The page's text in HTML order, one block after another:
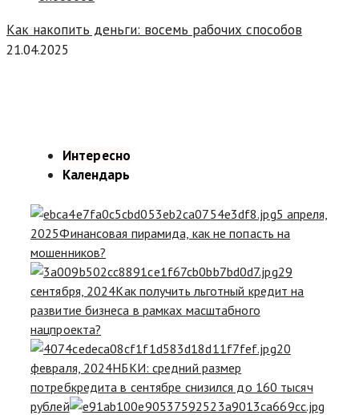
Как накопить деньги: восемь рабочих способов
21.04.2025
Интересно
Календарь
5 апреля,
2025Финансовая пирамида, как не попасть на
мошенников?
29
сентября, 2024Как получить льготный кредит на
развитие бизнеса в рамках масштабного
нацпроекта?
20
февраля, 2024НБКИ: средний размер
потребкредита в сентябре снизился до 160 тысяч
рублей